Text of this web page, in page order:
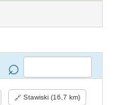
Stawiski (16,7 km)